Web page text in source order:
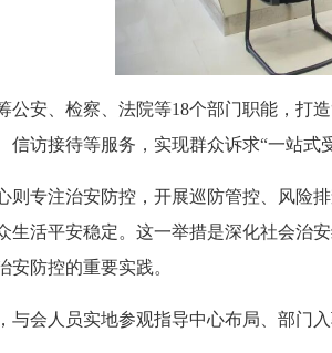
、检察、法院等18个部门职能，打造
信访接待等服务，实现群众诉求“一站式
专注治安防控，开展巡防管控、风险排
生活平安稳定。这一举措是深化社会治
安防控的重要实践。
人员实地参观指导中心布局、部门入